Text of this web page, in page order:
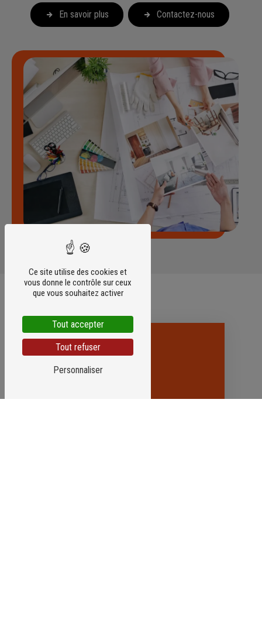
En savoir plus Contactez-nous
Ce site utilise des cookies et
vous donne le contrôle sur ceux
que vous souhaitez activer
Tout accepter
Tout refuser
Personnaliser